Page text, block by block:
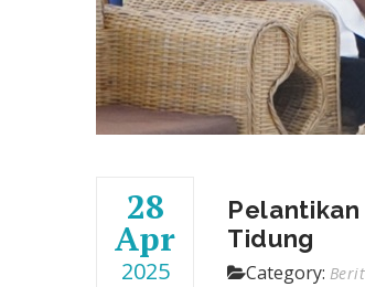
28
Apr
2025
Tidung
Category: